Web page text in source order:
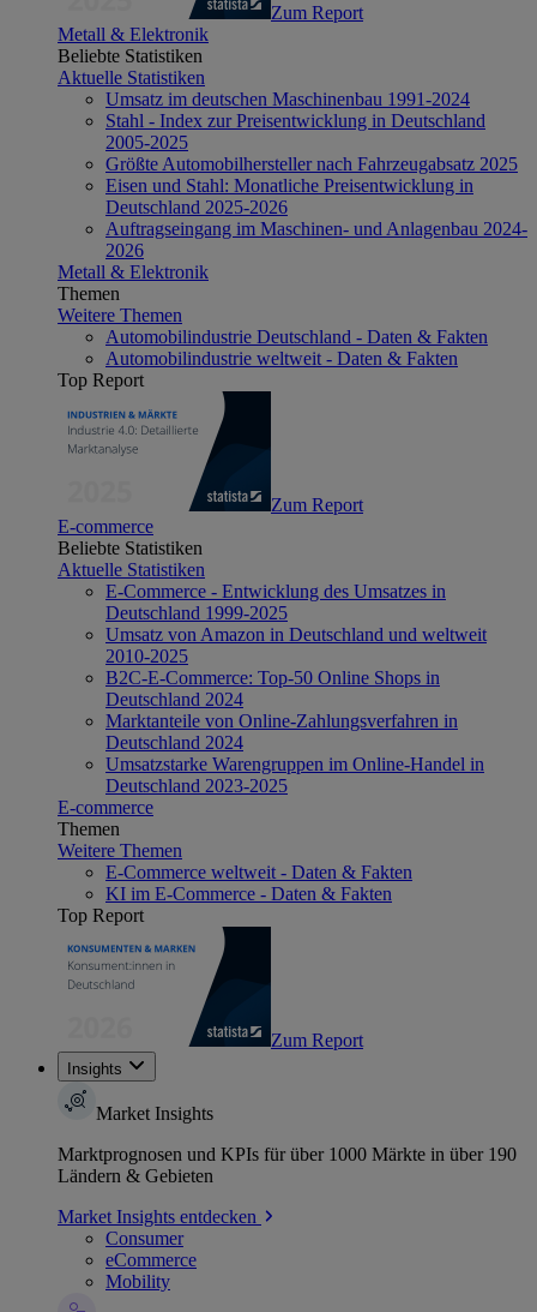
Zum Report
Metall & Elektronik
Beliebte Statistiken
Aktuelle Statistiken
Umsatz im deutschen Maschinenbau 1991-2024
Stahl - Index zur Preisentwicklung in Deutschland
2005-2025
Größte Automobilhersteller nach Fahrzeugabsatz 2025
Eisen und Stahl: Monatliche Preisentwicklung in
Deutschland 2025-2026
Auftragseingang im Maschinen- und Anlagenbau 2024-
2026
Metall & Elektronik
Themen
Weitere Themen
Automobilindustrie Deutschland - Daten & Fakten
Automobilindustrie weltweit - Daten & Fakten
Top Report
Zum Report
E-commerce
Beliebte Statistiken
Aktuelle Statistiken
E-Commerce - Entwicklung des Umsatzes in
Deutschland 1999-2025
Umsatz von Amazon in Deutschland und weltweit
2010-2025
B2C-E-Commerce: Top-50 Online Shops in
Deutschland 2024
Marktanteile von Online-Zahlungsverfahren in
Deutschland 2024
Umsatzstarke Warengruppen im Online-Handel in
Deutschland 2023-2025
E-commerce
Themen
Weitere Themen
E-Commerce weltweit - Daten & Fakten
KI im E-Commerce - Daten & Fakten
Top Report
Zum Report
Insights
Market Insights
Marktprognosen und KPIs für über 1000 Märkte in über 190
Ländern & Gebieten
Market Insights entdecken
Consumer
eCommerce
Mobility